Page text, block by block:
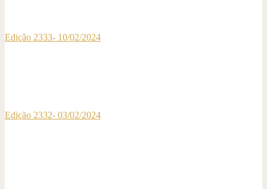
Edição 2333- 10/02/2024
Edição 2332- 03/02/2024